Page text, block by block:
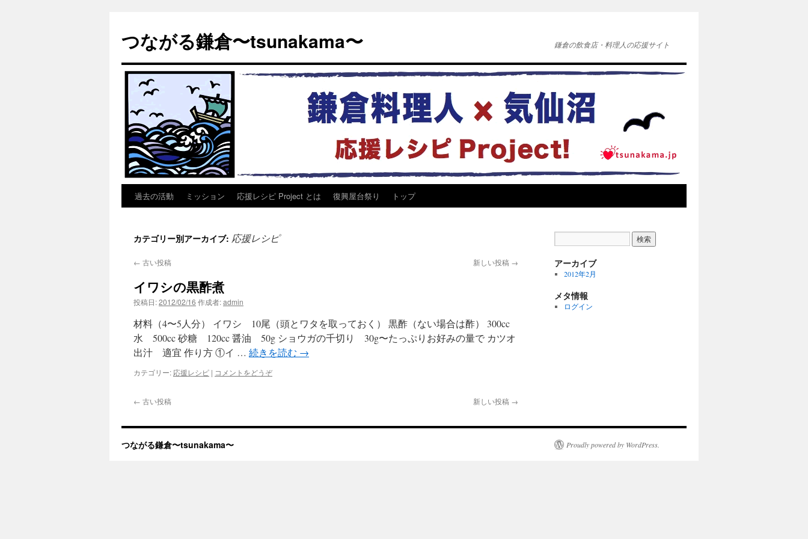
つながる鎌倉〜tsunakama〜 鎌倉の飲食店・料理人の応援サイト
テ
ン
ツ
動
過去の活動 ミッション 応援レシピ Project とは 復興屋台祭り トップ
カテゴリー別アーカイブ: 応援レシピ
← 古い投稿 新しい投稿 →
イワシの黒酢煮
投稿日:2012/02/16 作成者:admin
材料（4〜5人分） イワシ 10尾（頭とワタを取っておく） 黒酢（ない場合は酢） 300cc
水 500cc 砂糖 120cc 醤油 50g ショウガの千切り 30g〜たっぷりお好みの量で カツオ
出汁 適宜 作り方 ①イ … 続きを読む →
カテゴリー: 応援レシピ | コメントをどうぞ
← 古い投稿 新しい投稿 →
アーカイブ
2012年2月
メタ情報
ログイン
つながる鎌倉〜tsunakama〜 Proudly powered by WordPress.